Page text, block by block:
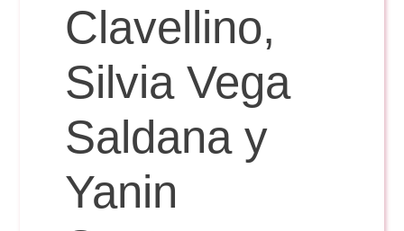
Clavellino,
Silvia Vega
Saldana y
Yanin